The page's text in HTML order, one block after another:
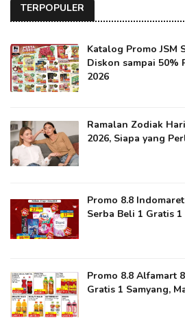
TERPOPULER
Katalog Promo JSM
Diskon sampai 50%
2026
Ramalan Zodiak
2026, Siapa yang
Promo 8.8
Serba Beli 1 Gratis
Promo 8.8 Alfamart
Gratis 1 Samyang,